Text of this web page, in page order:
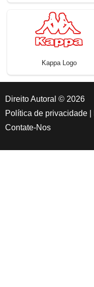
Kappa Logo
Direito Autoral © 2026
Política de privacidade
Contate-Nos